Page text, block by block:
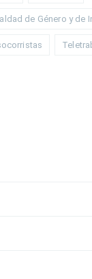
de Género y de